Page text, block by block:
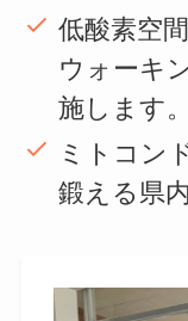
低酸素空
ウォーキ
施します。
ミトコン
鍛える県